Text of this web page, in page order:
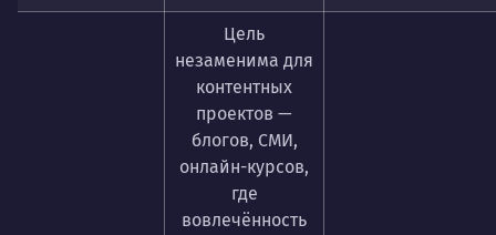
Цель
незаменима для
контентных
проектов —
блогов, СМИ,
онлайн-курсов,
где
вовлечённость